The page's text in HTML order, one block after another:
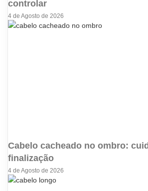
controlar
4 de Agosto de 2026
Cabelo cacheado no ombro:
finalização
4 de Agosto de 2026